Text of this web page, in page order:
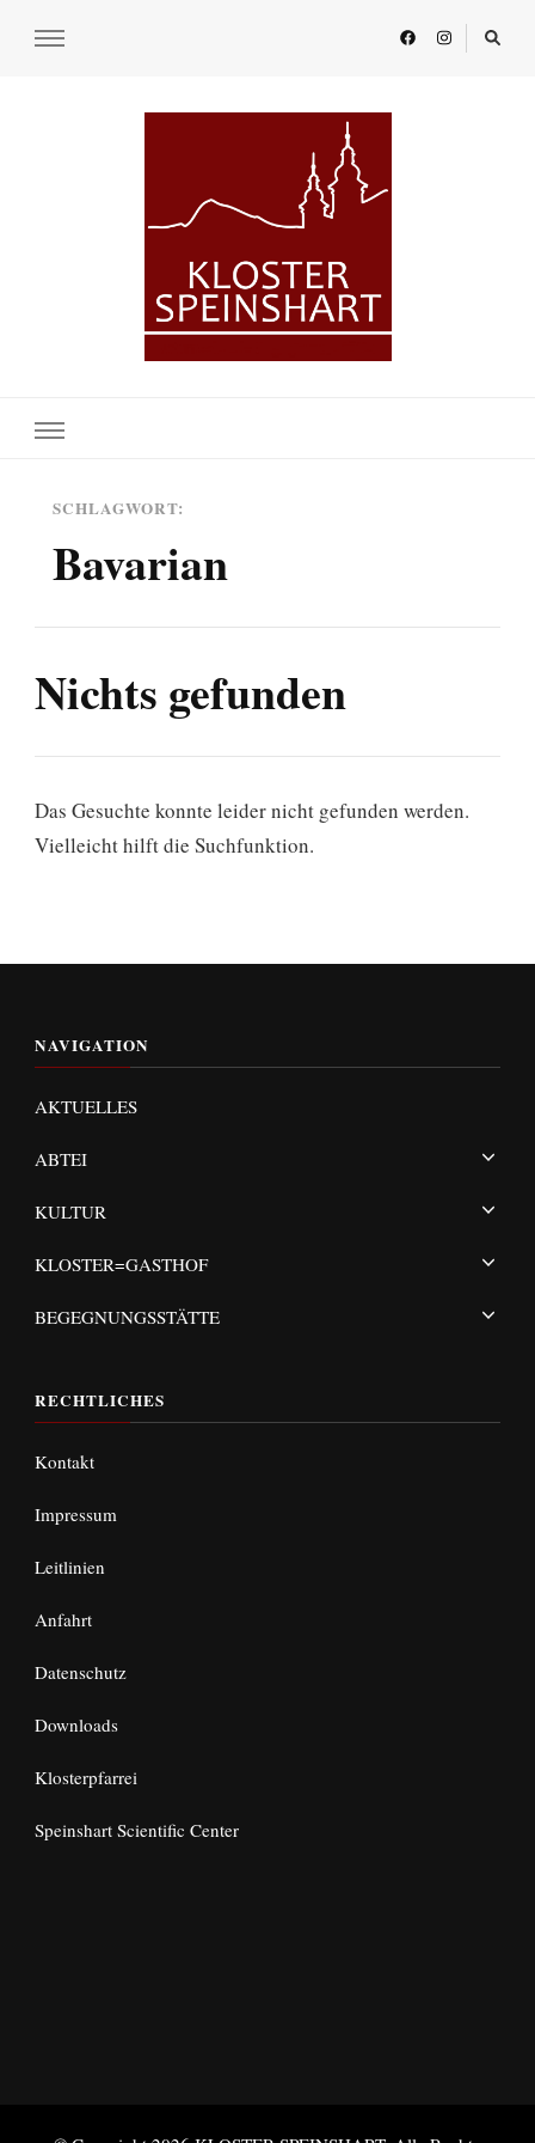
SCHLAGWORT:
Bavarian
Nichts gefunden
Das Gesuchte konnte leider nicht gefunden werden.
Vielleicht hilft die Suchfunktion.
NAVIGATION
AKTUELLES
ABTEI
KULTUR
KLOSTER=GASTHOF
BEGEGNUNGSSTÄTTE
RECHTLICHES
Kontakt
Impressum
Leitlinien
Anfahrt
Datenschutz
Downloads
Klosterpfarrei
Speinshart Scientific Center